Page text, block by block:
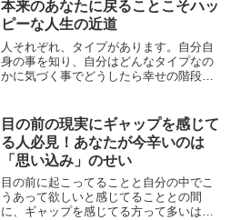
方法をご紹介します。
本来のあなたに戻ることこそハッ
ピーな人生の近道
人それぞれ、タイプがあります。自分自
身の事を知り、自分はどんなタイプなの
かに気づく事でどうしたら幸せの階段を
目の前の現実にギャップを感じて
る人必見！あなたが今辛いのは
「思い込み」のせい
目の前に起こってることと自分の中でこ
うあって欲しいと感じてることとの間
に、ギャップを感じてる方って多いはず